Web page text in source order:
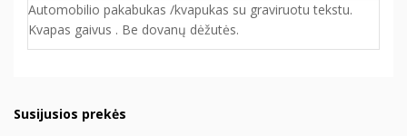
Automobilio pakabukas /kvapukas su graviruotu tekstu.
Kvapas gaivus . Be dovanų dėžutės.
Susijusios prekės